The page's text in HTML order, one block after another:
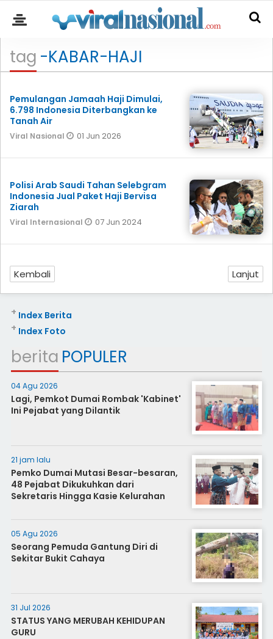
tag -KABAR-HAJI
Pemulangan Jamaah Haji Dimulai,
6.798 Indonesia Diterbangkan ke
Tanah Air
Viral Nasional 01 Jun 2026
Polisi Arab Saudi Tahan Selebgram
Indonesia Jual Paket Haji Bervisa
Ziarah
Viral Internasional 07 Jun 2024
Kembali Lanjut
Index Berita
+
Index Foto
+
berita POPULER
04 Agu 2026
Lagi, Pemkot Dumai Rombak 'Kabinet'
Ini Pejabat yang Dilantik
21 jam lalu
Pemko Dumai Mutasi Besar-besaran,
48 Pejabat Dikukuhkan dari
Sekretaris Hingga Kasie Kelurahan
05 Agu 2026
Seorang Pemuda Gantung Diri di
Sekitar Bukit Cahaya
31 Jul 2026
STATUS YANG MERUBAH KEHIDUPAN
GURU